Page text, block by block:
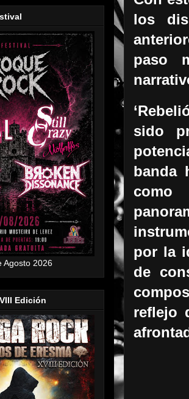
los
paso
sido
banda
como
por la
de
reflejo
Agosto 2026
Edición